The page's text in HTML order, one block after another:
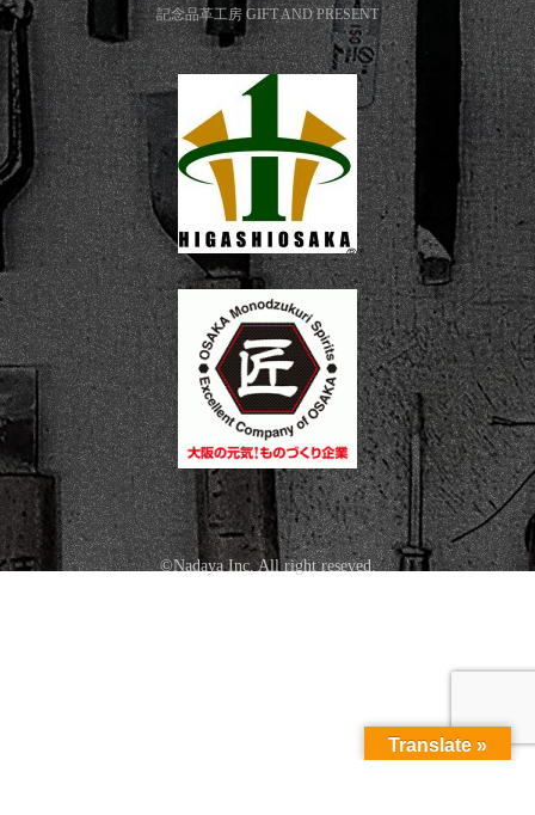
記念品革工房 GIFT AND PRESENT
©Nadaya Inc. All right reseved.
Translate »